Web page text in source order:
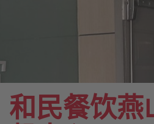
和民餐饮燕